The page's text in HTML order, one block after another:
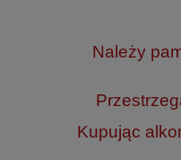
Należy
Kupując